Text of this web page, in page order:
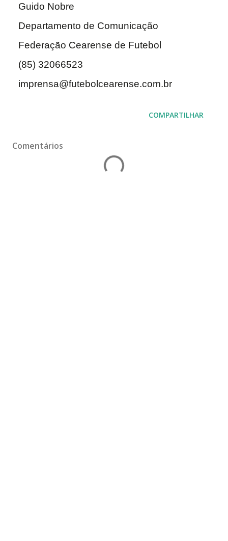
Guido Nobre
Departamento de Comunicação
Federação Cearense de Futebol
(85) 32066523
imprensa@futebolcearense.com.br
COMPARTILHAR
Comentários